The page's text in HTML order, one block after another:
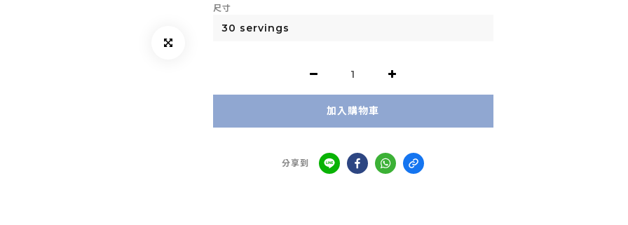
尺寸
加入購物車
分享到